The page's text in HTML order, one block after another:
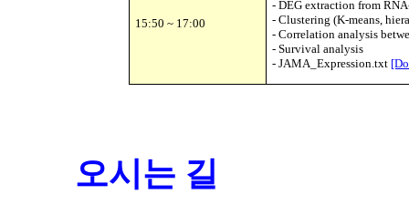
15:50 ~ 17:00
- DEG extraction from
- Clustering (K-means,
- Correlation analysis
- Survival analysis
- JAMA_Expression.txt
오시는 길